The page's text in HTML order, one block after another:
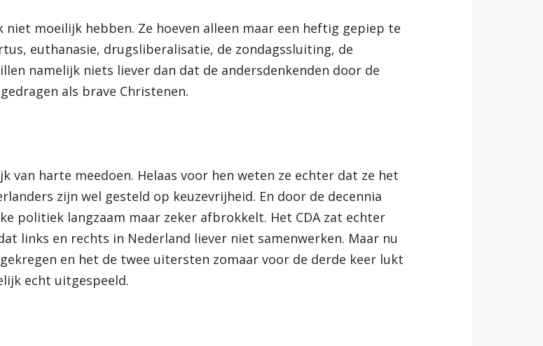
moeilijk hebben. Ze hoeven alleen maar een heftig gepiep te
euthanasie, drugsliberalisatie, de zondagssluiting, de
namelijk niets liever dan dat de andersdenkenden door de
als brave Christenen.
van harte meedoen. Helaas voor hen weten ze echter dat ze het
zijn wel gesteld op keuzevrijheid. En door de decennia
politiek langzaam maar zeker afbrokkelt. Het CDA zat echter
links en rechts in Nederland liever niet samenwerken. Maar nu
en het de twee uitersten zomaar voor de derde keer lukt
echt uitgespeeld.